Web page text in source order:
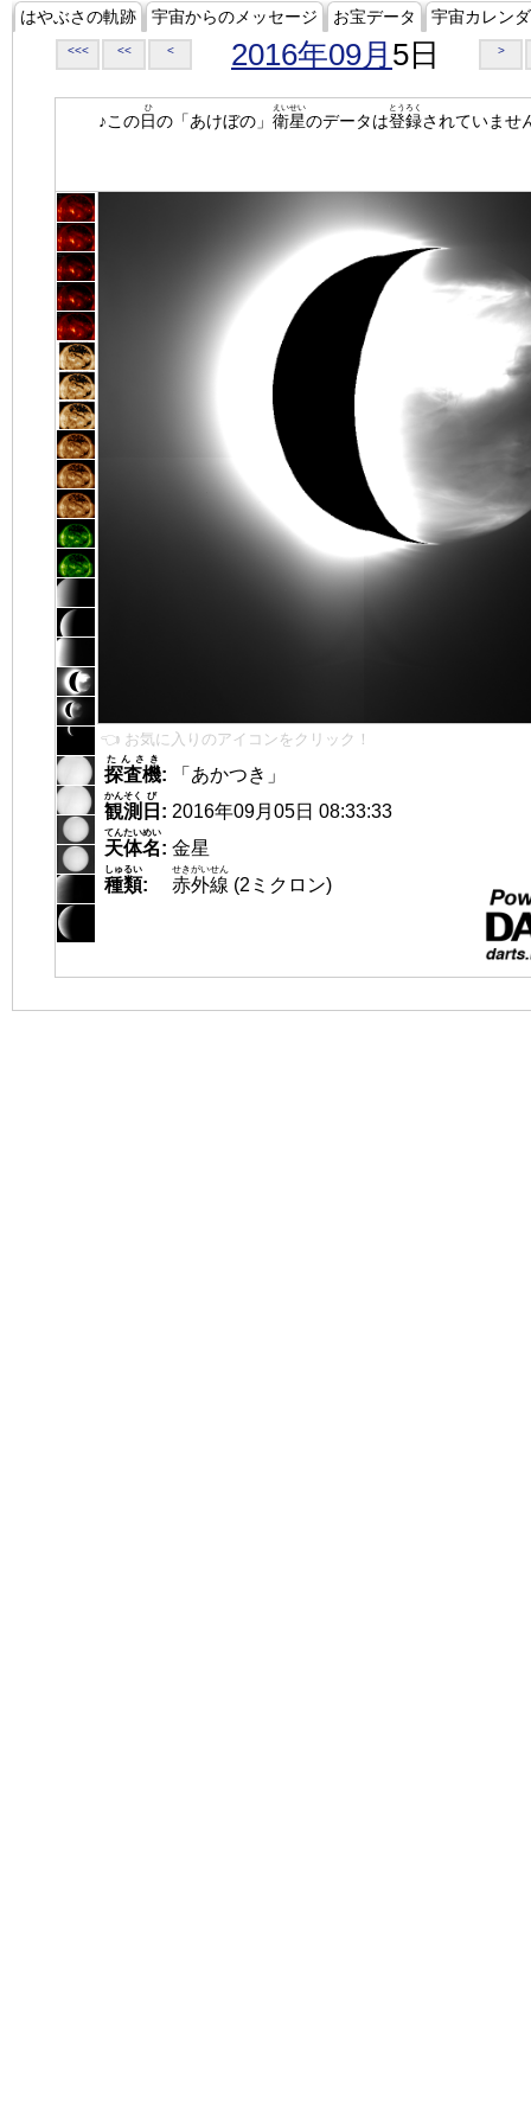
はやぶさの軌跡 宇宙からのメッセージ お宝データ 宇宙カレン
<<< << < 2016年09月 5日 >
♪この日
ひ
の「あけぼの」 衛星
えいせい
のデータは登録
とうろく
されていませ
👈 お気に入りのアイコンをクリック！
探査機
たんさき
:
「あかつき」
観測
かんそく
日
び
: 2016年09月05日 08:33:33
天体名
てんたいめい
: 金星
種類
しゅるい
: 赤外線
せきがいせん
(2ミクロン)